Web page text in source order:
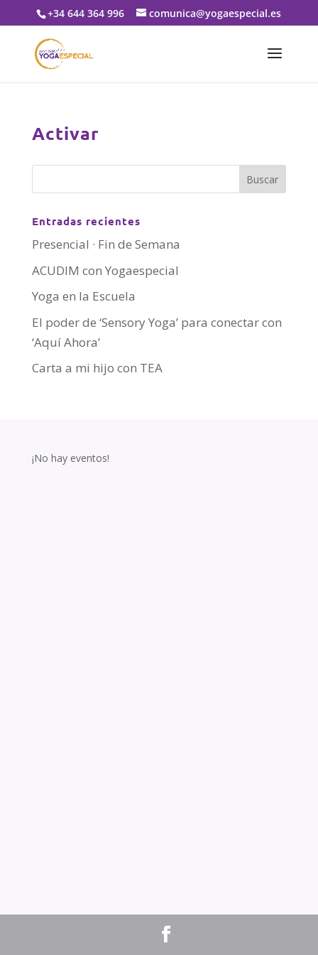
+34 644 364 996 comunica@yogaespecial.es
Activar
Entradas recientes
Presencial · Fin de Semana
ACUDIM con Yogaespecial
Yoga en la Escuela
El poder de ‘Sensory Yoga’ para conectar con
‘Aquí Ahora’
Carta a mi hijo con TEA
¡No hay eventos!